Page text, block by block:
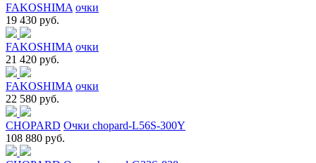
FAKOSHIMA очки
19 430 руб.
FAKOSHIMA очки
21 420 руб.
FAKOSHIMA очки
22 580 руб.
CHOPARD Очки chopard-L56S-300Y
108 880 руб.